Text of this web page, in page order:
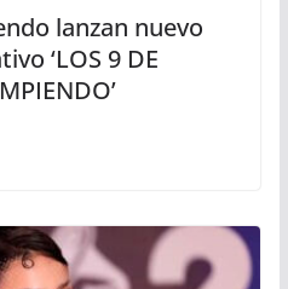
lanzan nuevo
‘LOS 9 DE